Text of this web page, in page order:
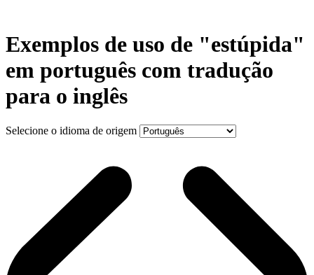
Exemplos de uso de "estúpida"
em português com tradução
para o inglês
Selecione o idioma de origem